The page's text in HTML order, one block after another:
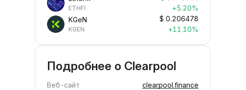
ETHFI
+5.20%
KGeN
KGEN
$ 0.206478
+11.10%
Подробнее о Clearpool
Веб-сайт
clearpool.finance